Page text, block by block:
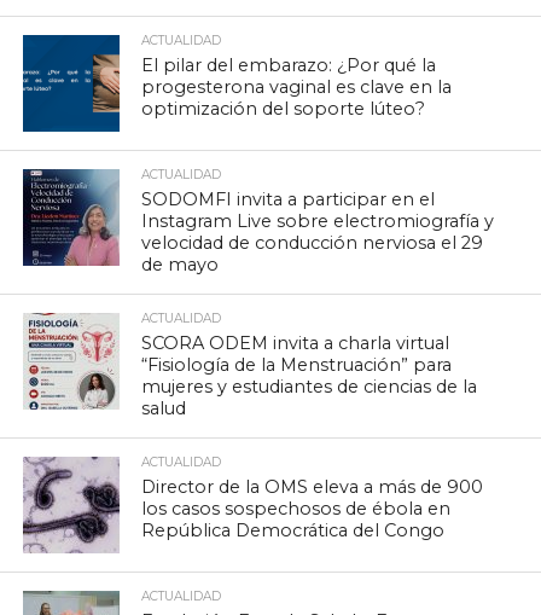
ACTUALIDAD
El pilar del embarazo: ¿Por qué la
progesterona vaginal es clave en la
optimización del soporte lúteo?
ACTUALIDAD
SODOMFI invita a participar en el
Instagram Live sobre electromiografía y
velocidad de conducción nerviosa el 29
de mayo
ACTUALIDAD
SCORA ODEM invita a charla virtual
“Fisiología de la Menstruación” para
mujeres y estudiantes de ciencias de la
salud
ACTUALIDAD
Director de la OMS eleva a más de 900
los casos sospechosos de ébola en
República Democrática del Congo
ACTUALIDAD